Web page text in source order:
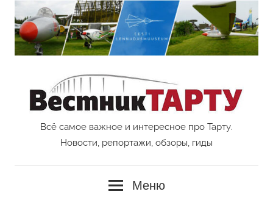
Перейти
содержимому
Vestnik
Всё самое важное и интересное про Тарту.
Новости, репортажи, обзоры, гиды
Меню